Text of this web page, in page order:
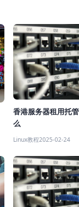
香港服务器租用托
么
Linux教程2025-02-24